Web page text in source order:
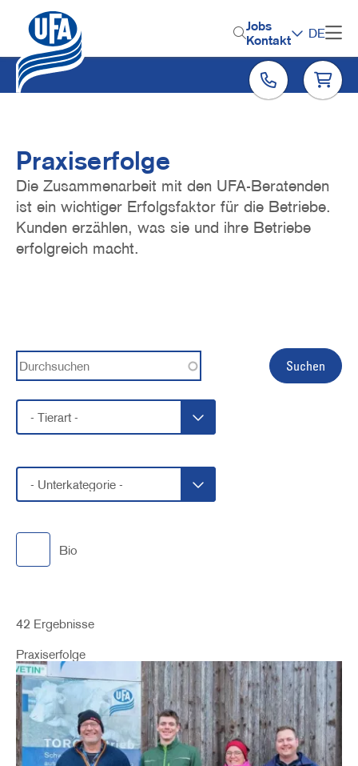
Inhalt
H
e
a
d
M
e
n
Jobs
Kontakt
DE
Praxiserfolge
Die Zusammenarbeit mit den UFA-Beratenden
ist ein wichtiger Erfolgsfaktor für die Betriebe.
Kunden erzählen, was sie und ihre Betriebe
erfolgreich macht.
Bio
42 Ergebnisse
Praxiserfolge
Image